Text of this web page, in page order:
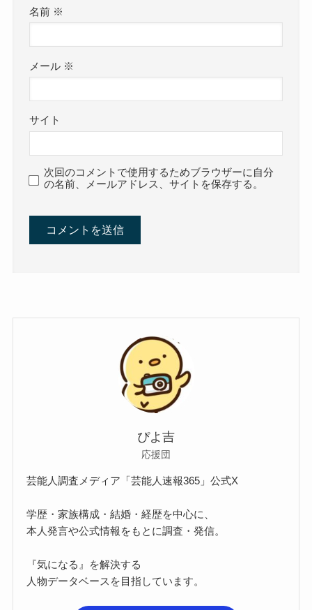
名前 ※
メール ※
サイト
次回のコメントで使用するためブラウザーに自分
の名前、メールアドレス、サイトを保存する。
ぴよ吉
応援団
芸能人調査メディア「芸能人速報365」公式X
学歴・家族構成・結婚・経歴を中心に、
本人発言や公式情報をもとに調査・発信。
『気になる』を解決する
人物データベースを目指しています。